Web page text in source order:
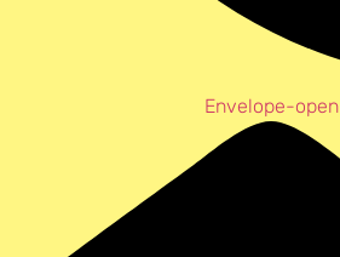
Envelope-open